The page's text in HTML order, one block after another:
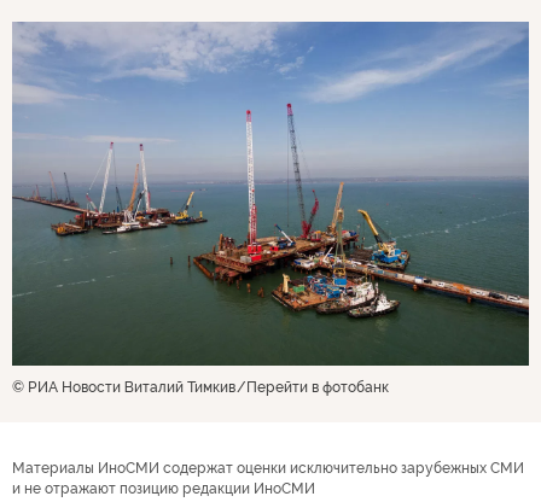
© РИА Новости Виталий Тимкив Перейти в фотобанк
Материалы ИноСМИ содержат оценки исключительно зарубежных СМИ
и не отражают позицию редакции ИноСМИ